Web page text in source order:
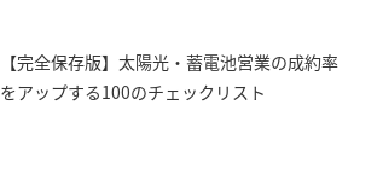
【完全保存版】太陽光・蓄電池営業の成約率
をアップする100のチェックリスト